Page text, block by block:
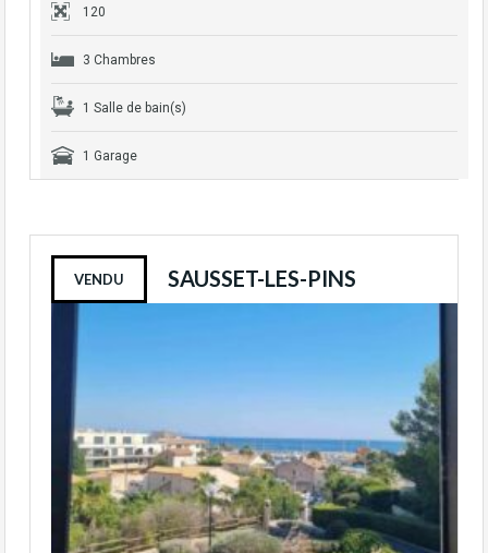
120
3 Chambres
1 Salle de bain(s)
1 Garage
VENDU SAUSSET-LES-PINS